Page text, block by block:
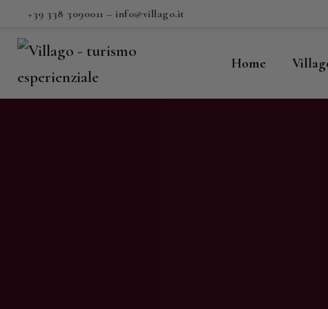
+39 338 3090011 – info@villago.it
Home